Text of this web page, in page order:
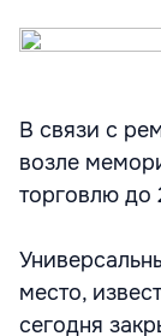
В связи с
возле
торговлю до
место,
сегодня